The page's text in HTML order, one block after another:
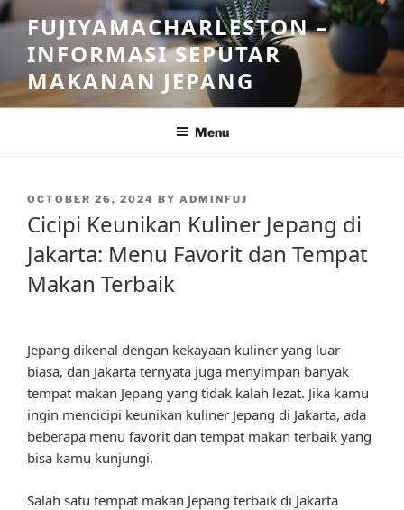
Skip
to
content
FUJIYAMACHARLESTON –
INFORMASI SEPUTAR
MAKANAN JEPANG
Menu
POSTED
ON
OCTOBER 26, 2024 BY ADMINFUJ
Cicipi Keunikan Kuliner Jepang di
Jakarta: Menu Favorit dan Tempat
Makan Terbaik
Jepang dikenal dengan kekayaan kuliner yang luar
biasa, dan Jakarta ternyata juga menyimpan banyak
tempat makan Jepang yang tidak kalah lezat. Jika kamu
ingin mencicipi keunikan kuliner Jepang di Jakarta, ada
beberapa menu favorit dan tempat makan terbaik yang
bisa kamu kunjungi.
Salah satu tempat makan Jepang terbaik di Jakarta